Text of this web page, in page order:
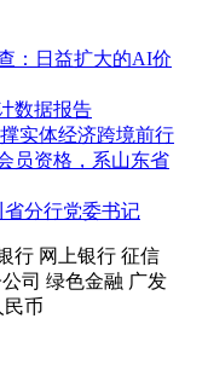
：日益扩大的AI价
数据报告
实体经济跨境前行
员资格，系山东省
分行党委书记
行 网上银行 征信
司 绿色金融 广发
民币